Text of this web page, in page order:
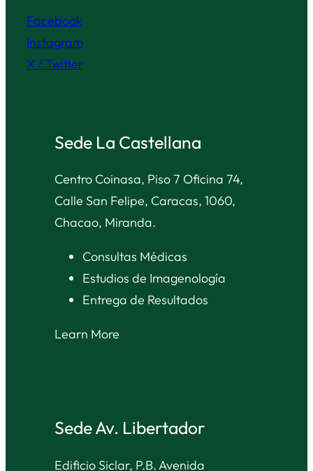
Facebook
Instagram
X / Twitter
Sede La Castellana
Centro Coinasa, Piso 7 Oficina 74,
Calle San Felipe, Caracas, 1060,
Chacao, Miranda.
Consultas Médicas
Estudios de Imagenología
Entrega de Resultados
Learn More
Sede Av. Libertador
Edificio Siclar, P.B. Avenida